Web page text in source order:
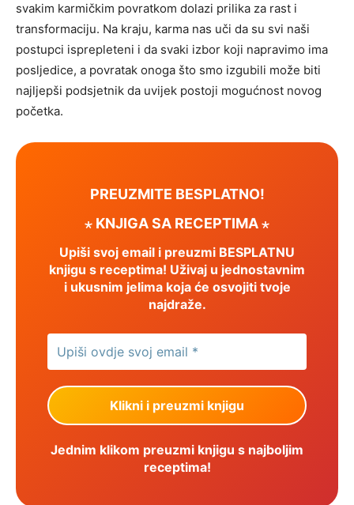
svakim karmičkim povratkom dolazi prilika za rast i
transformaciju. Na kraju, karma nas uči da su svi naši
postupci isprepleteni i da svaki izbor koji napravimo ima
posljedice, a povratak onoga što smo izgubili može biti
najljepši podsjetnik da uvijek postoji mogućnost novog
početka.
PREUZMITE BESPLATNO!
⋆ KNJIGA SA RECEPTIMA ⋆
Upiši svoj email i preuzmi BESPLATNU
knjigu s receptima! Uživaj u jednostavnim
i ukusnim jelima koja će osvojiti tvoje
najdraže.
Jednim klikom preuzmi knjigu s najboljim
receptima!